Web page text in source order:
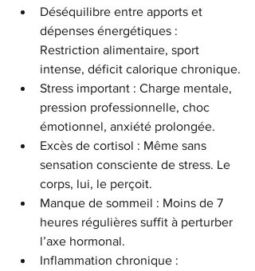
Déséquilibre entre apports et
dépenses énergétiques :
Restriction alimentaire, sport
intense, déficit calorique chronique.
Stress important : Charge mentale,
pression professionnelle, choc
émotionnel, anxiété prolongée.
Excès de cortisol : Même sans
sensation consciente de stress. Le
corps, lui, le perçoit.
Manque de sommeil : Moins de 7
heures régulières suffit à perturber
l’axe hormonal.
Inflammation chronique :